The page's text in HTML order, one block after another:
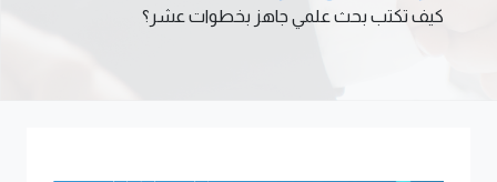
كيف تكتب بحث علمي جاهز بخطوات عشر؟